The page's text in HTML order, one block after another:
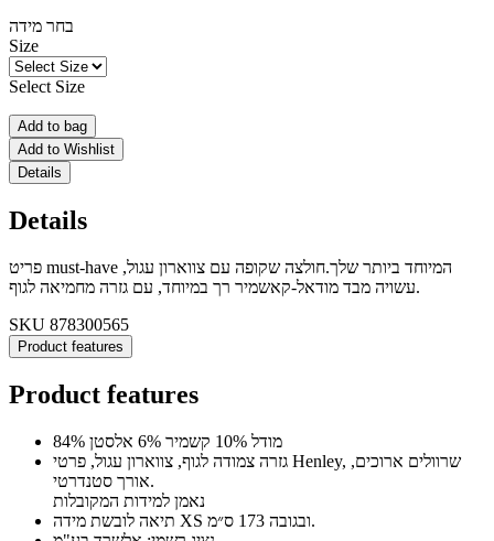
בחר מידה
Size
Select Size
Add to bag
Add to Wishlist
Details
Details
פריט must-have המיוחד ביותר שלך.חולצה שקופה עם צווארון עגול,
עשויה מבד מודאל-קאשמיר רך במיוחד, עם גזרה מחמיאה לגוף.
SKU 878300565
Product features
Product features
84% מודל 10% קשמיר 6% אלסטן
גזרה צמודה לגוף, צווארון עגול, פרטי Henley, שרוולים ארוכים,
אורך סטנדרטי.
נאמן למידות המקובלות
תיאה לובשת מידה XS ובגובה 173 ס״מ.